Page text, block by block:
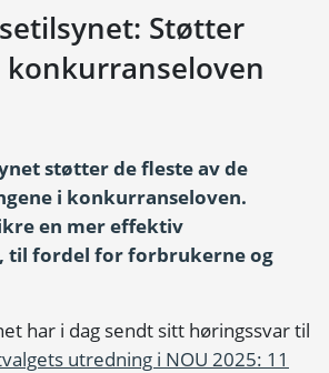
Støtter
støtter de fleste av de
i konkurranseloven.
en mer effektiv
til fordel for forbrukerne og
har i dag sendt sitt høringssvar til
utredning i NOU 2025: 11